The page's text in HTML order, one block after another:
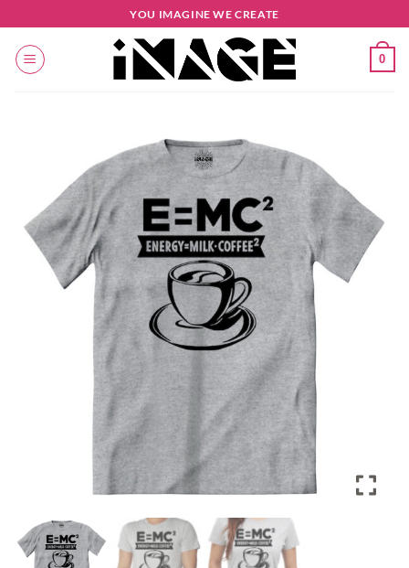
ai
contenuti
YOU IMAGINE WE CREATE
0